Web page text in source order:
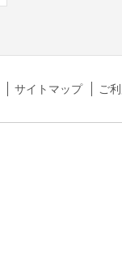
サイトマップ ご